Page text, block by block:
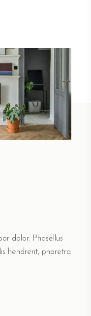
dolor. Phasellus
hendrerit, pharetra